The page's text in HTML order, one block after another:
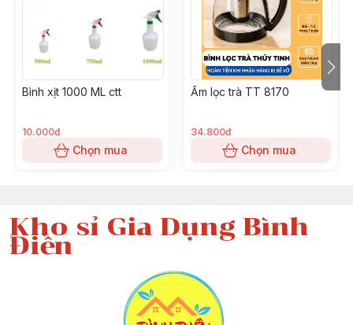
Bình xịt 1000 ML ctt
10.000đ
Chọn mua
Ấm lọc trà TT 8170
34.800đ
Chọn mua
Kho sỉ Gia Dụng Bình
Điền